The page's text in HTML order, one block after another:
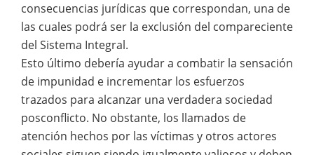
consecuencias jurídicas que correspondan, una de
las cuales podrá ser la exclusión del compareciente
del Sistema Integral.
Esto último debería ayudar a combatir la sensación
de impunidad e incrementar los esfuerzos
trazados para alcanzar una verdadera sociedad
posconflicto. No obstante, los llamados de
atención hechos por las víctimas y otros actores